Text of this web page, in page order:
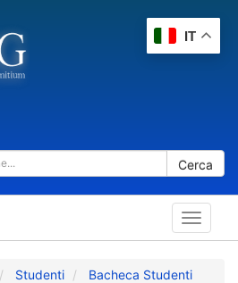
Cerca
Toggle
Studenti
Bacheca Studenti
IT